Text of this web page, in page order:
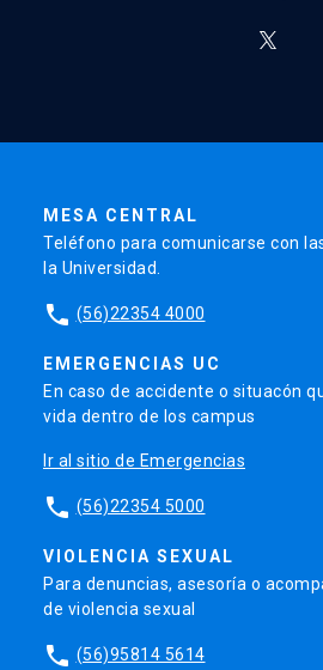
MESA CENTRAL
Teléfono para comunicarse con
la Universidad.
phone (56)22354 4000
EMERGENCIAS UC
En caso de accidente o situacón
vida dentro de los campus
Ir al sitio de Emergencias
phone (56)22354 5000
VIOLENCIA SEXUAL
Para denuncias, asesoría o
de violencia sexual
phone (56)95814 5614